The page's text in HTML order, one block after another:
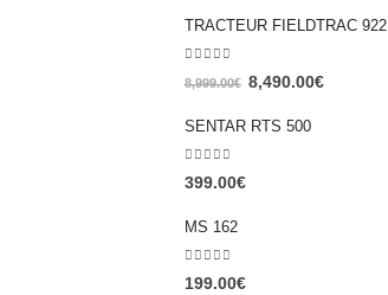
TRACTEUR FIELDTRAC 922
8,999.00€ 8,490.00€
SENTAR RTS 500
0 out of 5
399.00€
MS 162
0 out of 5
199.00€